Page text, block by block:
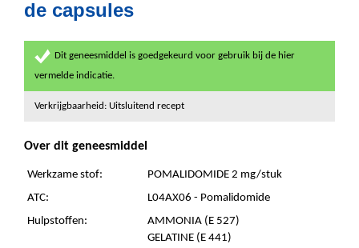
de capsules
Dit geneesmiddel is goedgekeurd voor gebruik bij de hier
vermelde indicatie.
Verkrijgbaarheid: Uitsluitend recept
Over dit geneesmiddel
Werkzame stof:
POMALIDOMIDE 2 mg/stuk
ATC:
L04AX06 - Pomalidomide
Hulpstoffen:
AMMONIA (E 527)
GELATINE (E 441)